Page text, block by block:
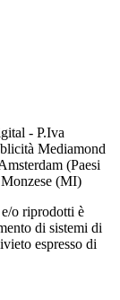
- P.Iva
Mediamond
(Paesi
(MI)
o riprodotti è
di sistemi di
espresso di